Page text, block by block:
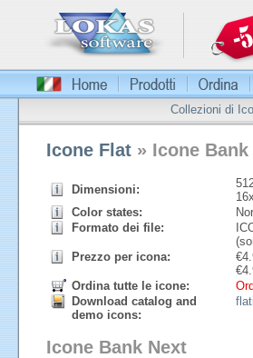
Collezioni di
Icone Flat » Icone Bank
Dimensioni:
Color states:
Formato dei file:
Prezzo per icona:
€
€
Ordina tutte le icone:
Download catalog and
demo icons:
Icone Bank Next